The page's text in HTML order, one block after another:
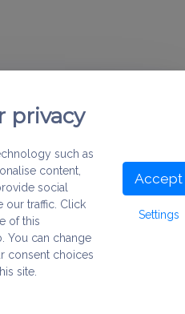
privacy
such as
content,
social
our traffic. Click
of this
You can change
consent choices
site.
Accept
Settings